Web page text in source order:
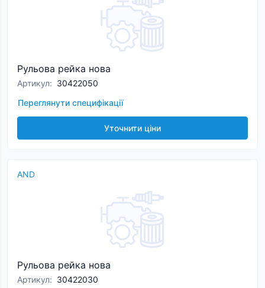
Рульова рейка нова
Артикул: 30422050
Переглянути специфікації
Уточнити ціни
AND
Рульова рейка нова
Артикул: 30422030